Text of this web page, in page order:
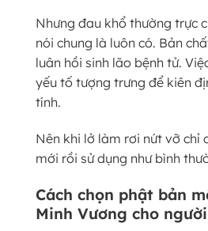
Nhưng đau khổ thường trực
nói chung là luôn có. Bản
luân hồi sinh lão bệnh tử.
yếu tố tượng trưng để kiên
tính.
Nên khi lở làm rơi nứt vỡ chỉ
mới rồi sử dụng như bình
Cách chọn phật bản
Minh Vương cho